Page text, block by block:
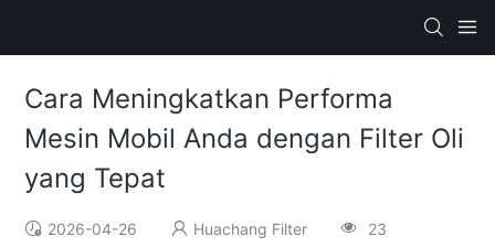
Cara Meningkatkan Performa
Mesin Mobil Anda dengan Filter Oli
yang Tepat
2026-04-26 Huachang Filter 23